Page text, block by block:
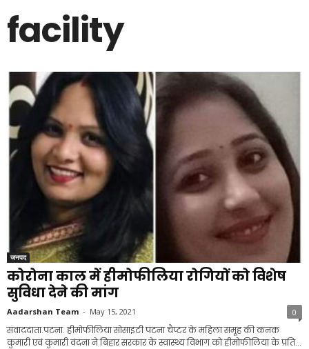
facility
जनपद
कोरोना काल में हीमोफीलिया रोगियों को विशेष
सुविधा देने की मांग
Aadarshan Team - May 15, 2021 0
संवाददाता.पटना. हीमोफीलिया सोसाइटी पटना चैप्टर के महिला समूह की कनक
कुमारी एवं कुमारी वंदना ने बिहार सरकार के स्वास्थ्य विभाग को हीमोफीलिया के प्रति...